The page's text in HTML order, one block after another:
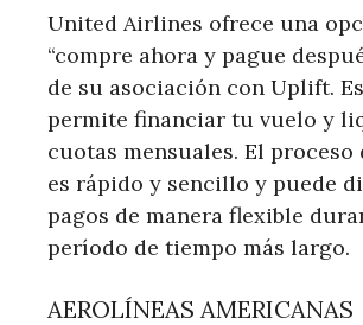
United Airlines ofrece una
“compre ahora y pague
de su asociación con Uplift.
permite financiar tu vuelo y
cuotas mensuales. El
es rápido y sencillo y puede
pagos de manera flexible
período de tiempo más largo.
AEROLÍNEAS AMERICANAS